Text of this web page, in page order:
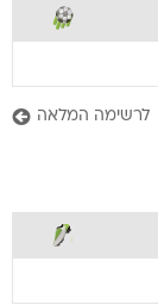
לרשימה המלאה